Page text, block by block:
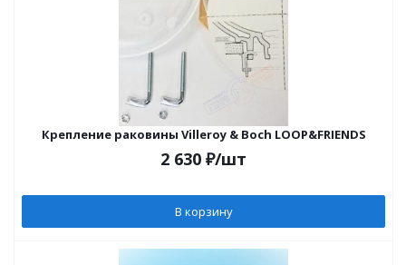
Крепление раковины Villeroy & Boch LOOP&FRIENDS
2 630 ₽/шт
В корзину